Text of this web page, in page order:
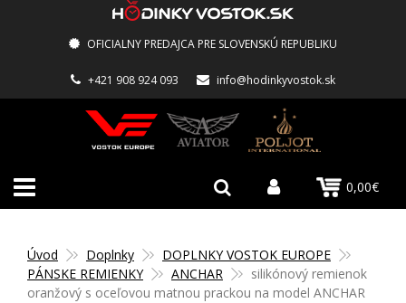
OFICIALNY PREDAJCA PRE SLOVENSKÚ REPUBLIKU
+421 908 924 093 info@hodinkyvostok.sk
0,00€
Úvod Doplnky
DOPLNKY VOSTOK EUROPE
PÁNSKE REMIENKY
ANCHAR
silikónový remienok
oranžový s oceľovou matnou prackou na model ANCHAR